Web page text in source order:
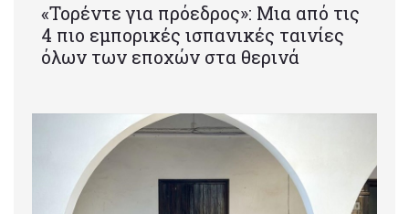
«Τορέντε για πρόεδρος»: Mια από τις
4 πιο εμπορικές ισπανικές ταινίες
όλων των εποχών στα θερινά